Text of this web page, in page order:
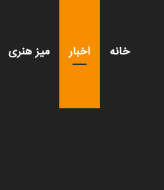
خانه اخبار میز هنری